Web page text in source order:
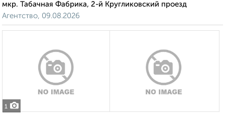
мкр. Табачная Фабрика, 2-й Кругликовский проезд
Агентство, 09.08.2026
1